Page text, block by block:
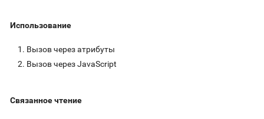
Использование
Вызов через атрибуты
Вызов через JavaScript
Связанное чтение